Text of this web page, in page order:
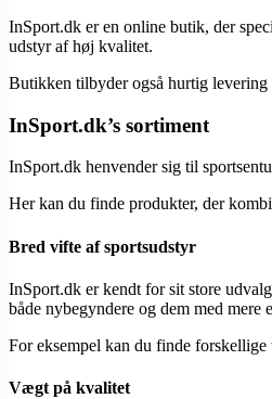
InSport.dk er en online butik, der
udstyr af høj kvalitet.
Butikken tilbyder også hurtig
InSport.dk’s sortiment
InSport.dk henvender sig til
Her kan du finde produkter, der
Bred vifte af sportsudstyr
InSport.dk er kendt for sit store
både nybegyndere og dem med mere
For eksempel kan du finde
Vægt på kvalitet